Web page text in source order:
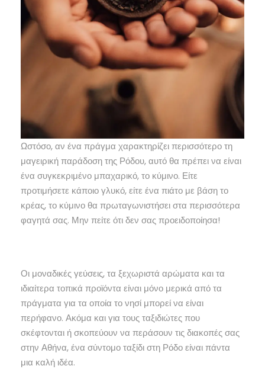
Ωστόσο, αν ένα πράγμα χαρακτηρίζει περισσότερο τη
μαγειρική παράδοση της Ρόδου, αυτό θα πρέπει να είναι
ένα συγκεκριμένο μπαχαρικό, το κύμινο. Είτε
προτιμήσετε κάποιο γλυκό, είτε ένα πιάτο με βάση το
κρέας, το κύμινο θα πρωταγωνιστήσει στα περισσότερα
φαγητά σας. Μην πείτε ότι δεν σας προειδοποίησα!
Οι μοναδικές γεύσεις, τα ξεχωριστά αρώματα και τα
ιδιαίτερα τοπικά προϊόντα είναι μόνο μερικά από τα
πράγματα για τα οποία το νησί μπορεί να είναι
περήφανο. Ακόμα και για τους ταξιδιώτες που
σκέφτονται ή σκοπεύουν να περάσουν τις διακοπές σας
στην Αθήνα, ένα σύντομο ταξίδι στη Ρόδο είναι πάντα
μια καλή ιδέα.